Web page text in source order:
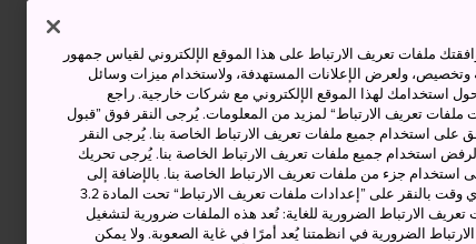
ملفات تعريف الارتباط على هذا الموقع الإلكتروني لقياس جمهور
وتخصيص، ولعرض الإعلانات المستهدفة، ولاستخدام ميزات وسائل
استخدامك لهذا الموقع الإلكتروني مع شركات خارجية. راجع
ملفات تعريف الارتباط“ لمزيد من المعلومات. يُرجى النقر فوق ”قبول
على استخدام جميع ملفات تعريف الارتباط الخاصة بنا. يُرجى النقر
استخدام جميع ملفات تعريف الارتباط الخاصة بنا. يُرجى تحريك
استخدام جزء من ملفات تعريف الارتباط الخاصة بنا. بالإضافة إلى
ذلك، يمكنك تغيير موافقتك أو سحبها في أي وقت بالنقر على ”إعدادات ملفات تعريف الارتباط“ تحت المادة 3.2
الارتباط الضرورية للغاية: تُعد هذه الملفات ضرورية لتشغيل
الضرورية في انظمتنا يُعد أمرًا في غاية الصعوبة. ولا يمكن